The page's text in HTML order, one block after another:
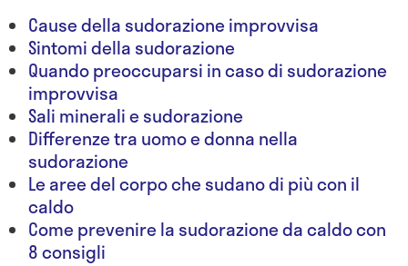
Cause della sudorazione improvvisa
Sintomi della sudorazione
Quando preoccuparsi in caso di sudorazione
improvvisa
Sali minerali e sudorazione
Differenze tra uomo e donna nella
sudorazione
Le aree del corpo che sudano di più con il
caldo
Come prevenire la sudorazione da caldo con
8 consigli